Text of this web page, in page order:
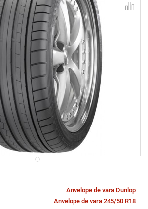
Anvelope de vara Dunlop
Anvelope de vara 245/50 R18